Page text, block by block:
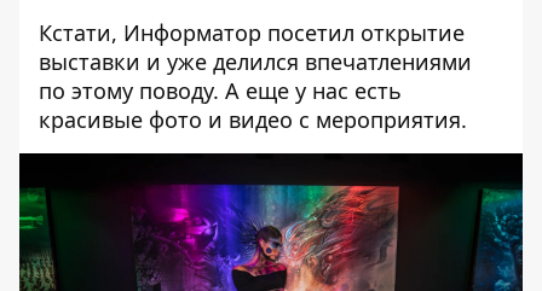
Кстати, Информатор посетил открытие
выставки и уже делился впечатлениями
по этому поводу. А еще у нас есть
красивые фото и видео с мероприятия.